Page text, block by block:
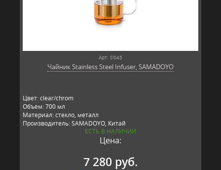
Арт: S'045
Чайник Stainless Steel Infuser, SAMADOYO
Цвет: clear/chrom
Объем: 700 мл
Материал: стекло, металл
Производитель: SAMADOYO, Китай
ЕСТЬ В НАЛИЧИИ
Цена:
7 280 руб.